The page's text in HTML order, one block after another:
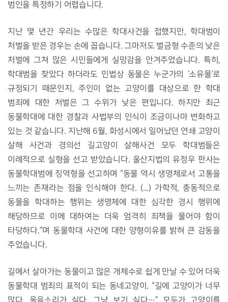
범인을 특정하기 어렵습니다.
지난 몇 년간 우리는 수많은 학대사건을 접했지만, 학대범이
처벌을 받은 경우는 손에 꼽습니다. 그마저도 벌금형 수준의 낮은
처벌에 그쳐 많은 시민들에게 실망감을 안겨주었습니다. 특히,
학대범을 찾았다 하더라도 민법상 동물은 누군가의 ‘소유물’로
규정되기 때문인지, 주인이 없는 고양이를 대상으로 한 학대
범죄에 대한 처벌은 그 수위가 낮은 편입니다. 하지만 최근
동물학대에 대한 경찰과 사법부의 인식이 조금이나마 변화하고
있는 것 같습니다. 지난해 6월, 화성시에서 일어났던 연쇄 고양이
살해 사건과 경의선 길고양이 살해사건 모두 학대범들은
이례적으로 실형을 선고 받았습니다. 울산지법의 유정우 판사는
동물학대범에 징역형을 선고하며 “동물 역시 생명체로서 고통을
느끼는 존재라는 점을 인식해야 한다. (...) 가학적, 충동적으로
동물을 학대하는 행위는 생명체에 대한 심각한 경시 행위에
해당하므로 이에 대하여는 더욱 엄격히 죄책을 물어야 함이
타당하다.”며 동물학대 사건에 대한 양형이유를 밝혀 큰 감동을
주었습니다.
길에서 살아가는 동물이고 많은 개체수로 쉽게 만날 수 있어 더욱
동물학대 범죄의 표적이 되는 동네고양이. “길에 고양이가 너무